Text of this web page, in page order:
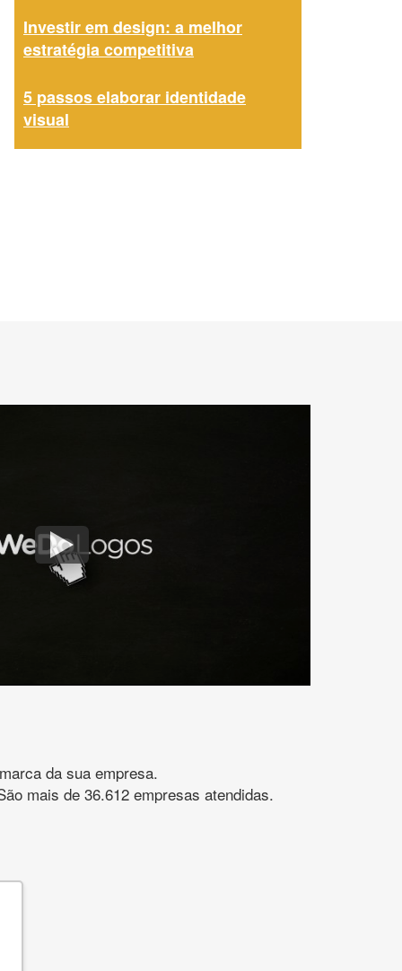
Investir em design: a melhor
estratégia competitiva
5 passos elaborar identidade
visual
da sua empresa.
mais de 36.612 empresas atendidas.